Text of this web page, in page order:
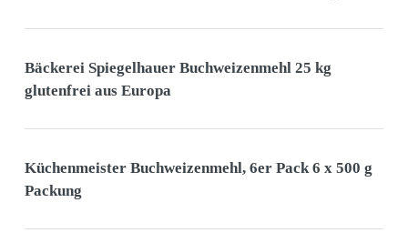
Bäckerei Spiegelhauer Buchweizenmehl 25 kg
glutenfrei aus Europa
Küchenmeister Buchweizenmehl, 6er Pack 6 x 500 g
Packung